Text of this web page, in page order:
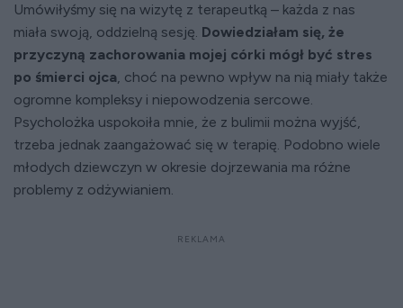
Umówiłyśmy się na wizytę z terapeutką – każda z nas
miała swoją, oddzielną sesję. Dowiedziałam się, że
przyczyną zachorowania mojej córki mógł być stres
po śmierci ojca, choć na pewno wpływ na nią miały także
ogromne kompleksy i niepowodzenia sercowe.
Psycholożka uspokoiła mnie, że z bulimii można wyjść,
trzeba jednak zaangażować się w terapię. Podobno wiele
młodych dziewczyn w okresie dojrzewania ma różne
problemy z odżywianiem.